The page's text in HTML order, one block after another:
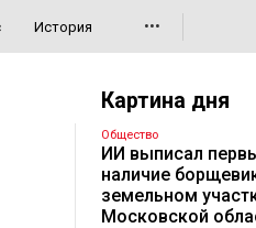
История •••
Картина дня
Общество
ИИ выписал
наличие
земельном
Московской